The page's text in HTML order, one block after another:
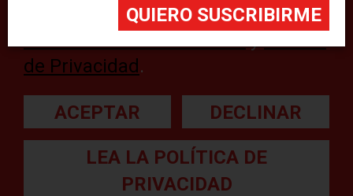
información, lea nuestra
de Privacidad .
ACEPTAR DECLINAR
LEA LA POLÍTICA DE
PRIVACIDAD